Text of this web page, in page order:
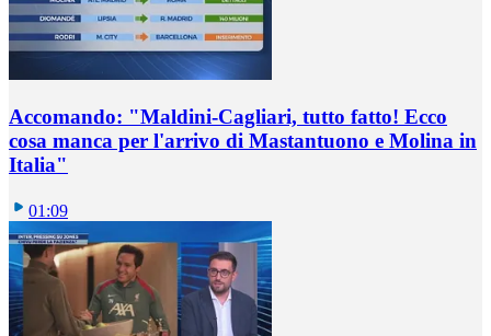
Accomando: "Maldini-Cagliari, tutto fatto! Ecco
cosa manca per l'arrivo di Mastantuono e Molina in
Italia"
01:09